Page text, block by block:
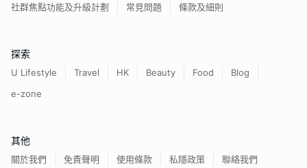
社群焦點功能及升級計劃
常見問題 條款及細則
探索
U Lifestyle Travel HK Beauty Food
Blog
e-zone
其他
關於我們 免責聲明 使用條款 私隱政策 聯絡我們